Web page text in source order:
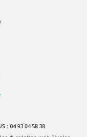
: 04 93 04 58 38